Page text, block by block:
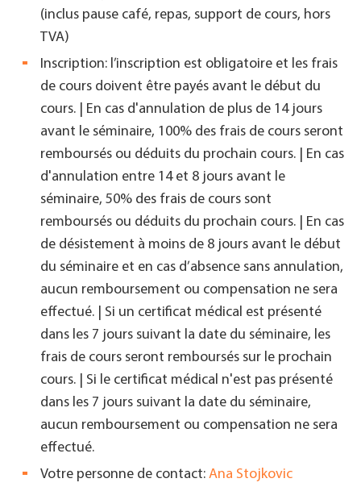
(inclus pause café, repas, support de cours, hors
TVA)
Inscription: l’inscription est obligatoire et les frais
de cours doivent être payés avant le début du
cours. | En cas d'annulation de plus de 14 jours
avant le séminaire, 100% des frais de cours seront
remboursés ou déduits du prochain cours. | En cas
d'annulation entre 14 et 8 jours avant le
séminaire, 50% des frais de cours sont
remboursés ou déduits du prochain cours. | En cas
de désistement à moins de 8 jours avant le début
du séminaire et en cas d’absence sans annulation,
aucun remboursement ou compensation ne sera
effectué. | Si un certificat médical est présenté
dans les 7 jours suivant la date du séminaire, les
frais de cours seront remboursés sur le prochain
cours. | Si le certificat médical n'est pas présenté
dans les 7 jours suivant la date du séminaire,
aucun remboursement ou compensation ne sera
effectué.
Votre personne de contact: Ana Stojkovic